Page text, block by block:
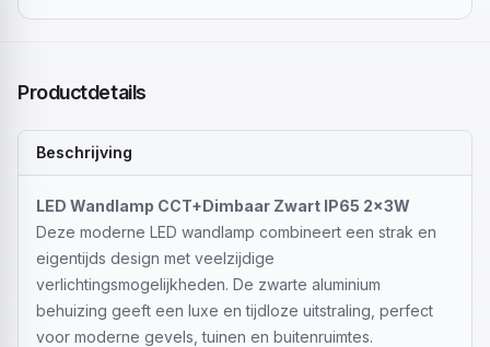
Productdetails
Beschrijving
LED Wandlamp CCT+Dimbaar Zwart IP65 2x3W
Deze moderne LED wandlamp combineert een strak en
eigentijds design met veelzijdige
verlichtingsmogelijkheden. De zwarte aluminium
behuizing geeft een luxe en tijdloze uitstraling, perfect
voor moderne gevels, tuinen en buitenruimtes.